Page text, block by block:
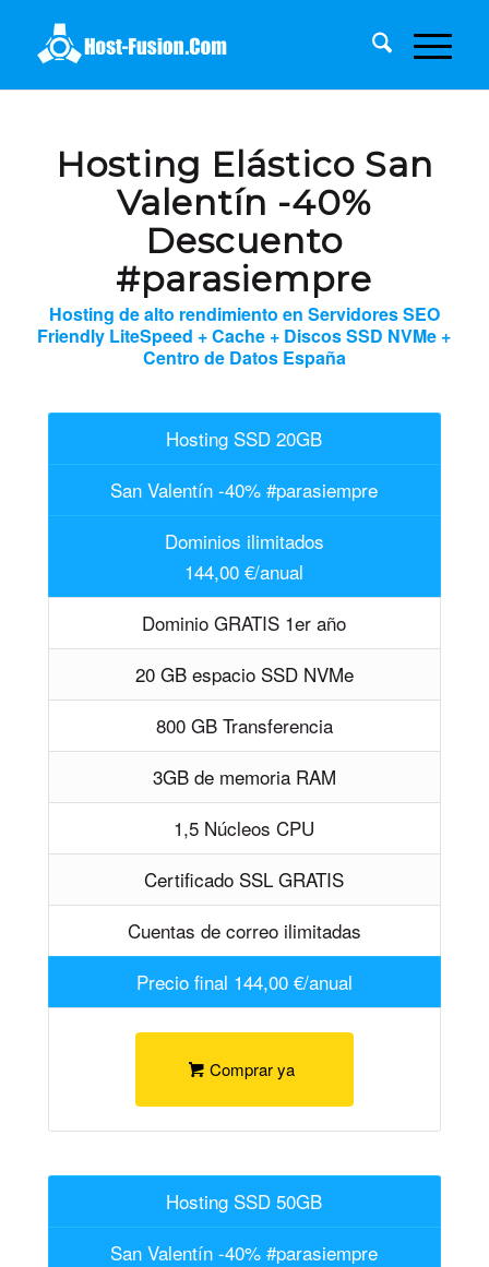
Hosting Elástico San
Valentín -40%
Descuento
#parasiempre
Hosting de alto rendimiento en Servidores SEO
Friendly LiteSpeed + Cache + Discos SSD NVMe +
Centro de Datos España
Hosting SSD 20GB
San Valentín -40% #parasiempre
Dominios ilimitados
144,00 €/anual
Dominio GRATIS 1er año
20 GB espacio SSD NVMe
800 GB Transferencia
3GB de memoria RAM
1,5 Núcleos CPU
Certificado SSL GRATIS
Cuentas de correo ilimitadas
Precio final 144,00 €/anual
Comprar ya
Hosting SSD 50GB
San Valentín -40% #parasiempre